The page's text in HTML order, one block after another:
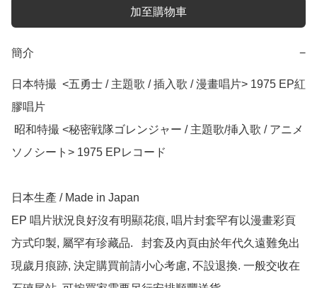
加至購物車
簡介 −
日本特撮  <五勇士 / 主題歌 / 插入歌 / 漫畫唱片> 1975 EP紅
膠唱片
ソノシート> 1975 EPレコード
日本生產 / Made in Japan
EP 唱片狀況良好沒有明顯花痕, 唱片封套罕有以漫畫彩頁
方式印製, 屬罕有珍藏品.   封套及內頁由於年代久遠難免出
現歲月痕跡, 決定購買前請小心考慮, 不設退換. 一般交收在